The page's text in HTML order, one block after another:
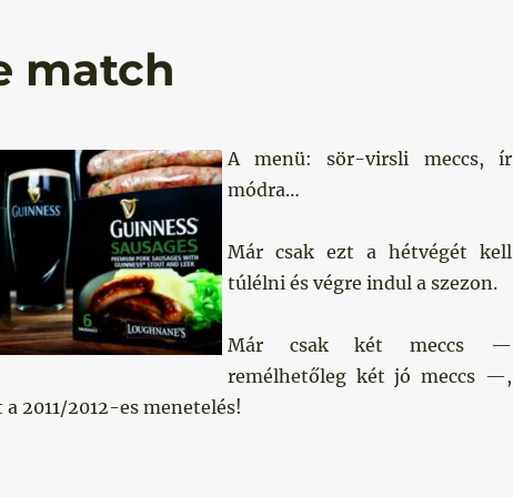
match
A menü: sör-virsli meccs, ír
módra…
Már csak ezt a hétvégét kell
túlélni és végre indul a szezon.
Már csak két meccs —
remélhetőleg két jó meccs —,
2011/2012-es menetelés!
match”